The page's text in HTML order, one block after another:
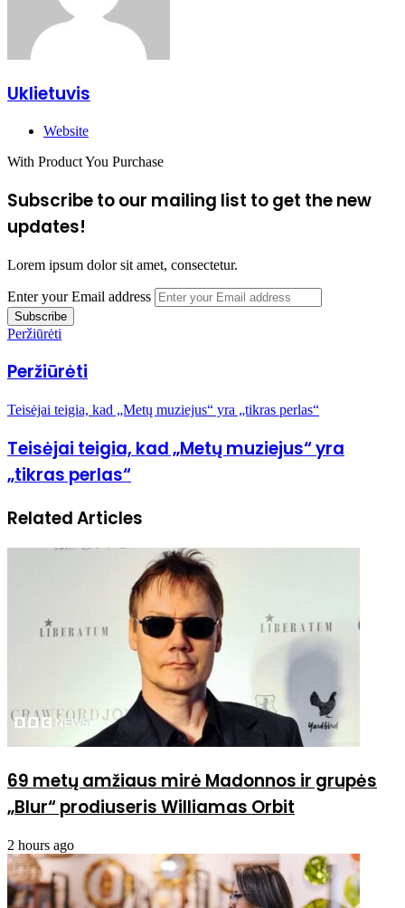
Uklietuvis
Website
With Product You Purchase
Subscribe to our mailing list to get the new
updates!
Lorem ipsum dolor sit amet, consectetur.
Enter your Email address
Peržiūrėti
Peržiūrėti
Teisėjai teigia, kad „Metų muziejus“ yra „tikras perlas“
Teisėjai teigia, kad „Metų muziejus“ yra
„tikras perlas“
Related Articles
69 metų amžiaus mirė Madonnos ir grupės
„Blur“ prodiuseris Williamas Orbit
2 hours ago